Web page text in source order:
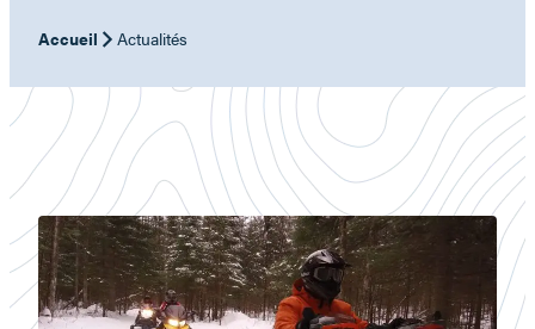
Accueil Actualités
Motoneige,
oui
nous
avons